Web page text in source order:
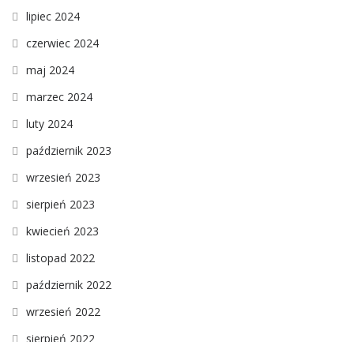
lipiec 2024
czerwiec 2024
maj 2024
marzec 2024
luty 2024
październik 2023
wrzesień 2023
sierpień 2023
kwiecień 2023
listopad 2022
październik 2022
wrzesień 2022
sierpień 2022